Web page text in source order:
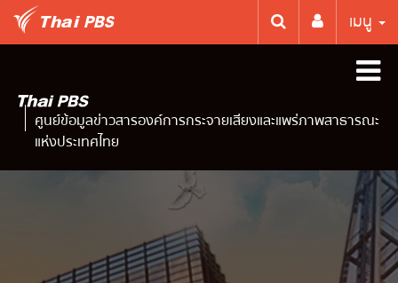
เมนู
ศูนย์ข้อมูลข่าวสารองค์การกระจายเสียงและแพร่ภาพสาธารณะ
แห่งประเทศไทย